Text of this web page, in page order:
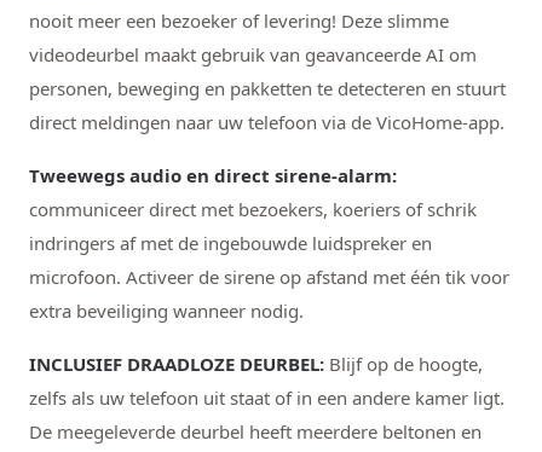
nooit meer een bezoeker of levering! Deze slimme
videodeurbel maakt gebruik van geavanceerde AI om
personen, beweging en pakketten te detecteren en stuurt
direct meldingen naar uw telefoon via de VicoHome-app.
Tweewegs audio en direct sirene-alarm:
communiceer direct met bezoekers, koeriers of schrik
indringers af met de ingebouwde luidspreker en
microfoon. Activeer de sirene op afstand met één tik voor
extra beveiliging wanneer nodig.
INCLUSIEF DRAADLOZE DEURBEL: Blijf op de hoogte,
zelfs als uw telefoon uit staat of in een andere kamer ligt.
De meegeleverde deurbel heeft meerdere beltonen en